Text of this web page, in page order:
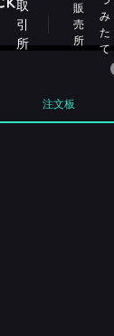
取
引
所
販
売
所
み
た
て
注文板